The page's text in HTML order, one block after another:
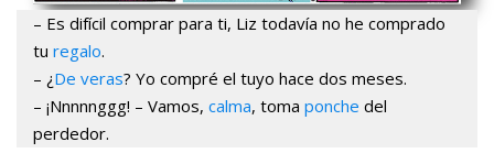
– Es difícil comprar para ti, Liz todavía no he comprado
tu regalo.
– ¿De veras? Yo compré el tuyo hace dos meses.
– ¡Nnnnnggg! – Vamos, calma, toma ponche del
perdedor.